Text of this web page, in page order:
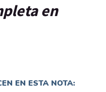
en
EN ESTA NOTA: